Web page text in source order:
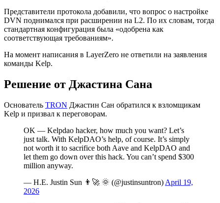
Представители протокола добавили, что вопрос о настройке
DVN поднимался при расширении на L2. По их словам, тогда
стандартная конфигурация была «одобрена как
соответствующая требованиям».
На момент написания в LayerZero не ответили на заявления
команды Kelp.
Решение от Джастина Сана
Основатель TRON Джастин Сан обратился к взломщикам
Kelp и призвал к переговорам.
OK — Kelpdao hacker, how much you want? Let’s
just talk. With KelpDAO’s help, of course. It’s simply
not worth it to sacrifice both Aave and KelpDAO and
let them go down over this hack. You can’t spend $300
million anyway.
— H.E. Justin Sun 👨‍🚀 🌞 (@justinsuntron) April 19,
2026